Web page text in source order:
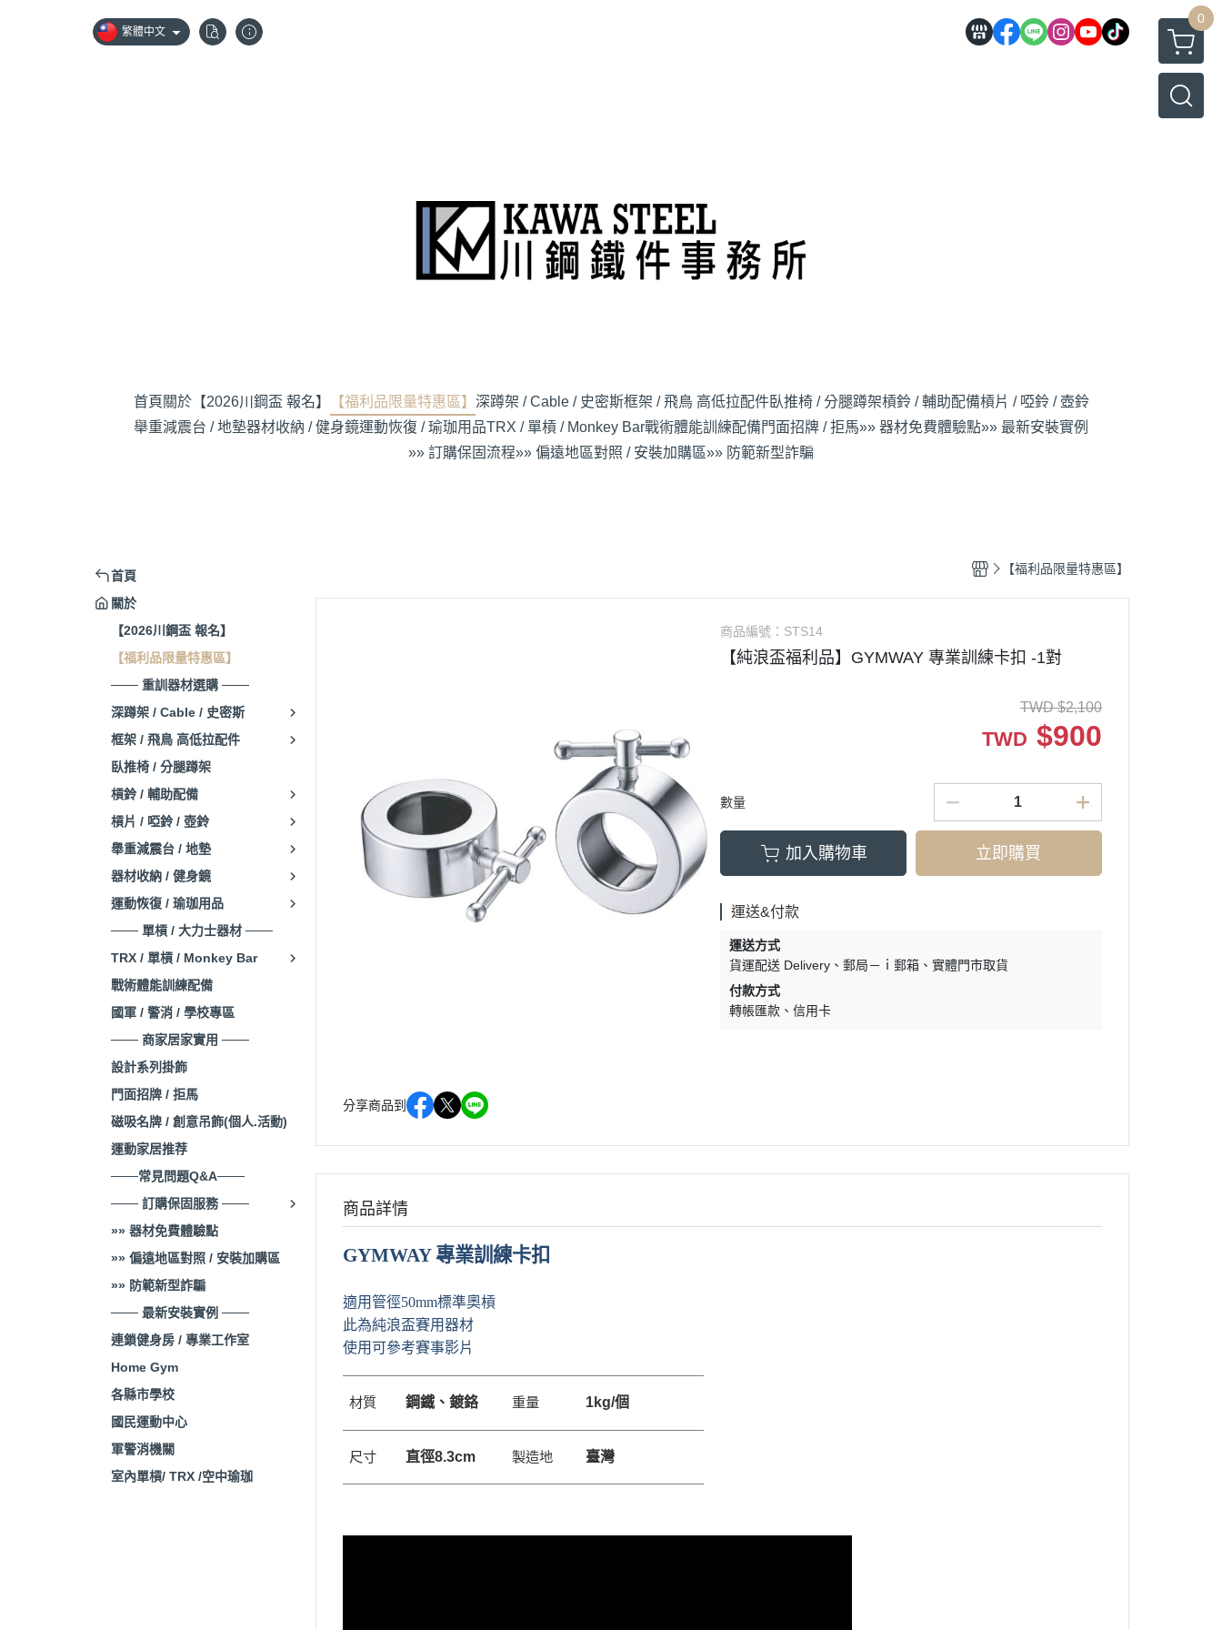
繁體中文
0
首頁 關於【2026川鋼盃 報名】 【福利品限量特惠區】 深蹲架 / Cable / 史密斯框架 / 飛鳥 高低拉配件臥推椅 / 分腿蹲架槓鈴 / 輔助配備槓片 / 啞鈴 / 壺鈴
舉重減震台 / 地墊器材收納 / 健身鏡運動恢復 / 瑜珈用品TRX / 單槓 / Monkey Bar戰術體能訓練配備門面招牌 / 拒馬»» 器材免費體驗點»» 最新安裝實例
»» 訂購保固流程»» 偏遠地區對照 / 安裝加購區»» 防範新型詐騙
首頁
關於
【2026川鋼盃 報名】
【福利品限量特惠區】
─── 重訓器材選購 ───
深蹲架 / Cable / 史密斯
框架 / 飛鳥 高低拉配件
臥推椅 / 分腿蹲架
槓鈴 / 輔助配備
槓片 / 啞鈴 / 壺鈴
舉重減震台 / 地墊
器材收納 / 健身鏡
運動恢復 / 瑜珈用品
─── 單槓 / 大力士器材 ───
TRX / 單槓 / Monkey Bar
戰術體能訓練配備
國軍 / 警消 / 學校專區
─── 商家居家實用 ───
設計系列掛飾
門面招牌 / 拒馬
磁吸名牌 / 創意吊飾(個人.活動)
運動家居推荐
───常見問題Q&A───
─── 訂購保固服務 ───
»» 器材免費體驗點
»» 偏遠地區對照 / 安裝加購區
»» 防範新型詐騙
─── 最新安裝實例 ───
連鎖健身房 / 專業工作室
Home Gym
各縣市學校
國民運動中心
軍警消機關
室內單槓/ TRX /空中瑜珈
【福利品限量特惠區】
分享商品到
商品編號： STS14
【純浪盃福利品】GYMWAY 專業訓練卡扣 -1對
TWD $2,100
TWD $900
數量
加入購物車 立即購買
運送&付款
運送方式
貨運配送 Delivery
郵局－ｉ郵箱
實體門市取貨
付款方式
轉帳匯款
信用卡
商品詳情
GYMWAY 專業訓練卡扣
適用管徑50mm標準奧槓
此為純浪盃賽用器材
使用可參考賽事影片
材質 鋼鐵、鍍鉻 重量 1kg/個
尺寸 直徑8.3cm 製造地 臺灣